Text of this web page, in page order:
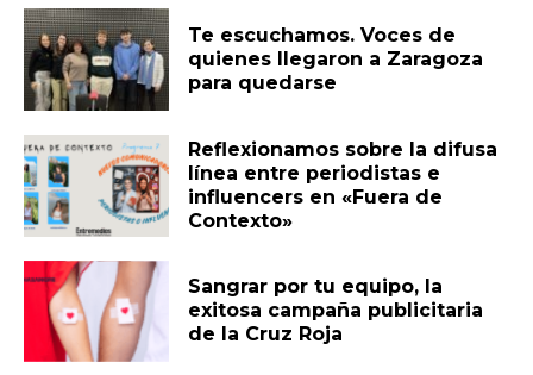
Te escuchamos. Voces de
quienes llegaron a Zaragoza
para quedarse
Reflexionamos sobre la difusa
línea entre periodistas e
influencers en «Fuera de
Contexto»
Sangrar por tu equipo, la
exitosa campaña publicitaria
de la Cruz Roja